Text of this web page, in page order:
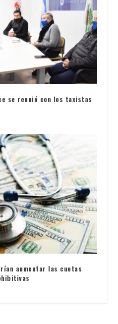
se reunió con los taxistas
aumentar las cuotas